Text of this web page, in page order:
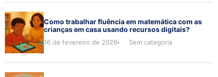
Como trabalhar fluência em matemática com as
crianças em casa usando recursos digitais?
16 de fevereiro de 2026 Sem categoria